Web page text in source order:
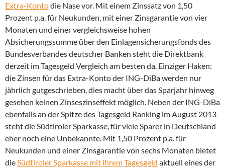
Extra-Kontodie Nase vor. Mit einem Zinssatz von 1,50
Prozent p.a. für Neukunden, mit einer Zinsgarantie von vier
Monaten und einer vergleichsweise hohen
Absicherungssumme über den Einlagensicherungsfonds des
Bundesverbandes deutscher Banken steht die Direktbank
derzeit im Tagesgeld Vergleich am besten da. Einziger Haken:
die Zinsen für das Extra-Konto der ING-DiBa werden nur
jährlich gutgeschrieben, dies macht über das Sparjahr hinweg
gesehen keinen Zinseszinseffekt möglich. Neben der ING-DiBa
ebenfalls an der Spitze des Tagesgeld Ranking im August 2013
steht die Südtiroler Sparkasse, für viele Sparer in Deutschland
eher noch eine Unbekannte. Mit 1,50 Prozent p.a. für
Neukunden und einer Zinsgarantie von sechs Monaten bietet
dieSüdtiroler Sparkasse mit ihrem Tagesgeld aktuell eines der